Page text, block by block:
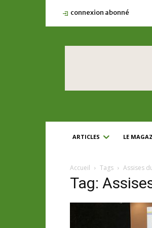
connexion abonné
ARTICLES LE
Accueil Tags Assises
Tag: